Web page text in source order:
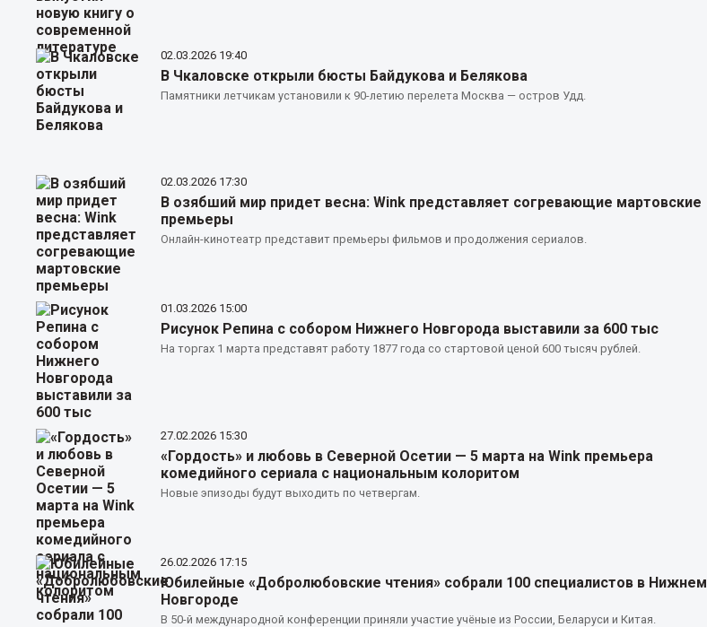
02.03.2026 19:40
В Чкаловске открыли бюсты Байдукова и Белякова
Памятники летчикам установили к 90-летию перелета Москва — остров Удд.
02.03.2026 17:30
В озябший мир придет весна: Wink представляет согревающие мартовские
премьеры
Онлайн-кинотеатр представит премьеры фильмов и продолжения сериалов.
01.03.2026 15:00
Рисунок Репина с собором Нижнего Новгорода выставили за 600 тыс
На торгах 1 марта представят работу 1877 года со стартовой ценой 600 тысяч рублей.
27.02.2026 15:30
«Гордость» и любовь в Северной Осетии — 5 марта на Wink премьера
комедийного сериала с национальным колоритом
Новые эпизоды будут выходить по четвергам.
26.02.2026 17:15
Юбилейные «Добролюбовские чтения» собрали 100 специалистов в Нижнем
Новгороде
В 50-й международной конференции приняли участие учёные из России, Беларуси и Китая.